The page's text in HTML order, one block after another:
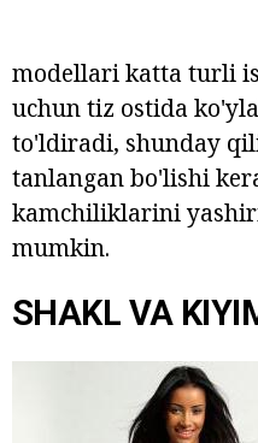
modellari katta turli
uchun tiz ostida
to'ldiradi, shunday
tanlangan bo'lishi
kamchiliklarini
mumkin.
SHAKL VA